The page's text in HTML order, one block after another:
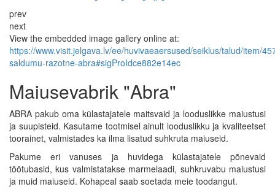
prev
next
View the embedded image gallery online at:
https://www.visit.jelgava.lv/ee/huvivaeaersused/seiklus/talud/item/
saldumu-razotne-abra#sigProIdce882e14ec
Maiusevabrik "Abra"
ABRA pakub oma külastajatele maitsvaid ja looduslikke maiustusi
ja suupisteid. Kasutame tootmisel ainult looduslikku ja kvaliteetset
toorainet, valmistades ka ilma lisatud suhkruta maiuseid.
Pakume eri vanuses ja huvidega külastajatele põnevaid
töötubasid, kus valmistatakse marmelaadi, suhkruvabu maiustusi
ja muid maiuseid. Kohapeal saab soetada meie toodangut.